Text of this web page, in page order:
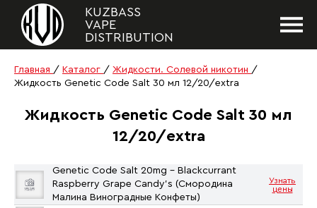
KUZBASS
VAPE
DISTRIBUTION
Главная / Каталог / Жидкости. Солевой никотин /
Жидкость Genetic Code Salt 30 мл 12/20/extra
Жидкость Genetic Code Salt 30 мл
12/20/extra
Genetic Code Salt 20mg - Blackcurrant
Raspberry Grape Candy's (Смородина
Малина Виноградные Конфеты)
Узнать
цены